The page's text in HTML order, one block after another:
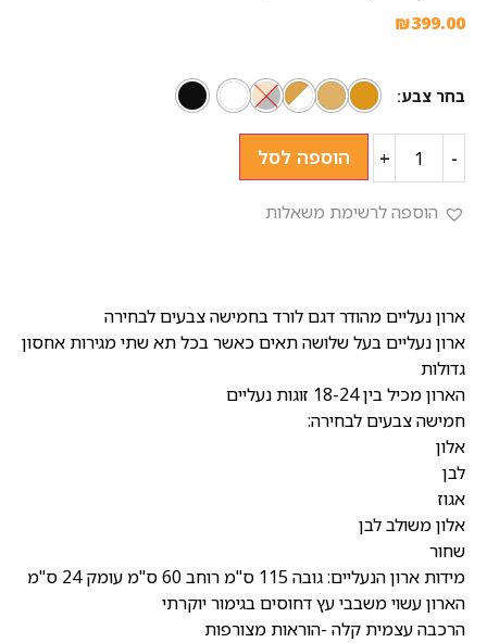
ארון נעליים מהודר דגם לורד בחמישה צבעים לבחירה
ארון נעליים בעל שלושה תאים כאשר בכל תא שתי מגירות אחסון
גדולות
הארון מכיל בין 18-24 זוגות נעליים
חמישה צבעים לבחירה:
אלון
לבן
אגוז
אלון משולב לבן
שחור
מידות ארון הנעליים: גובה 115 ס"מ רוחב 60 ס"מ עומק 24 ס"מ
הארון עשוי משבבי עץ דחוסים בגימור יוקרתי
הרכבה עצמית קלה -הוראות מצורפות
₪399.00
בחר צבע
-
+ הוספה לסל
הוספה לרשימת משאלות